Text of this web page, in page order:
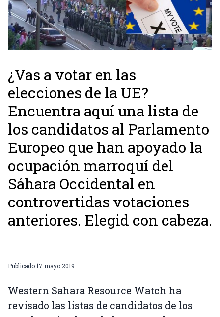
¿Vas a votar en las
elecciones de la UE?
Encuentra aquí una lista de
los candidatos al Parlamento
Europeo que han apoyado la
ocupación marroquí del
Sáhara Occidental en
controvertidas votaciones
anteriores. Elegid con cabeza.
Publicado17 mayo 2019
Western Sahara Resource Watch ha
revisado las listas de candidatos de los